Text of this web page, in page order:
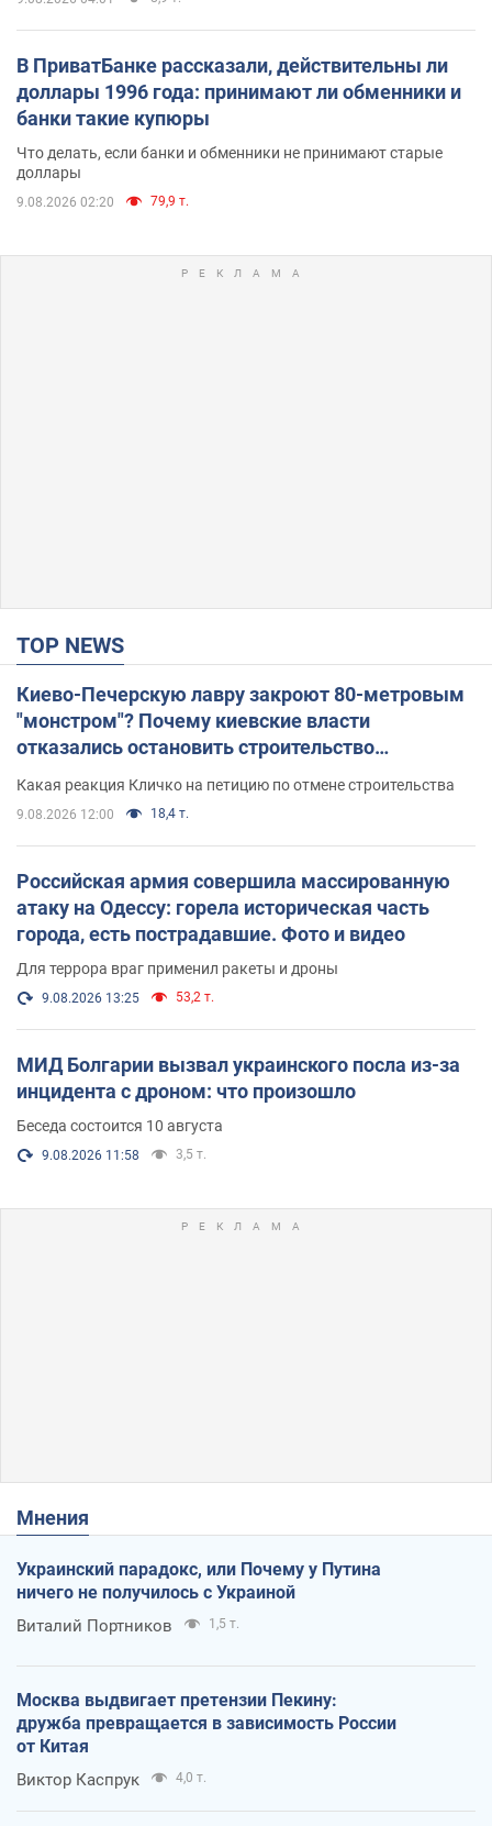
В ПриватБанке рассказали, действительны ли
доллары 1996 года: принимают ли обменники и
банки такие купюры
Что делать, если банки и обменники не принимают старые
доллары
9.08.2026 02:20 79,9 т.
TOP NEWS
Киево-Печерскую лавру закроют 80-метровым
"монстром"? Почему киевские власти
отказались остановить строительство
Какая реакция Кличко на петицию по отмене строительства
9.08.2026 12:00 18,4 т.
Российская армия совершила массированную
атаку на Одессу: горела историческая часть
города, есть пострадавшие. Фото и видео
Для террора враг применил ракеты и дроны
9.08.2026 13:25 53,2 т.
МИД Болгарии вызвал украинского посла из-за
инцидента с дроном: что произошло
Беседа состоится 10 августа
9.08.2026 11:58 3,5 т.
Мнения
Украинский парадокс, или Почему у Путина
ничего не получилось с Украиной
Виталий Портников 1,5 т.
Москва выдвигает претензии Пекину:
дружба превращается в зависимость России
от Китая
Виктор Каспрук 4,0 т.